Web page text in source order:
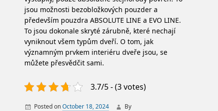
jsou možnosti bezobložkových pouzder a
především pouzdra ABSOLUTE LINE a EVO LINE.
To jsou dokonale skryté zárubně, které nechají
vyniknout všem typům dveří. O tom, jak
významným prvkem interiéru dveře jsou, se
můžete přesvědčit sami.
3.7/5 - (3 votes)
Posted onOctober 18, 2024 By